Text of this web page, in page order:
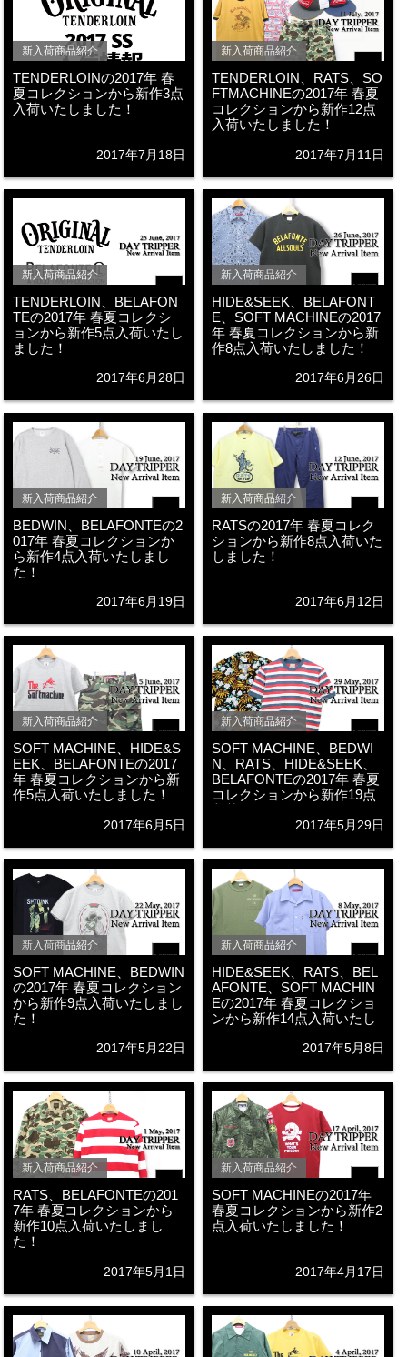
新入荷商品紹介
TENDERLOINの2017年 春
夏コレクションから新作3点
入荷いたしました！
2017年7月18日
新入荷商品紹介
TENDERLOIN、RATS、SO
FTMACHINEの2017年 春夏
コレクションから新作12点
入荷いたしました！
2017年7月11日
新入荷商品紹介
TENDERLOIN、BELAFON
TEの2017年 春夏コレクシ
ョンから新作5点入荷いたし
ました！
2017年6月28日
新入荷商品紹介
HIDE&SEEK、BELAFONT
E、SOFT MACHINEの2017
年 春夏コレクションから新
作8点入荷いたしました！
2017年6月26日
新入荷商品紹介
BEDWIN、BELAFONTEの2
017年 春夏コレクションか
ら新作4点入荷いたしまし
た！
2017年6月19日
新入荷商品紹介
RATSの2017年 春夏コレク
ションから新作8点入荷いた
しました！
2017年6月12日
新入荷商品紹介
SOFT MACHINE、HIDE&S
EEK、BELAFONTEの2017
年 春夏コレクションから新
作5点入荷いたしました！
2017年6月5日
新入荷商品紹介
SOFT MACHINE、BEDWI
N、RATS、HIDE&SEEK、
BELAFONTEの2017年 春夏
コレクションから新作19点
2017年5月29日
新入荷商品紹介
SOFT MACHINE、BEDWIN
の2017年 春夏コレクション
から新作9点入荷いたしまし
た！
2017年5月22日
新入荷商品紹介
HIDE&SEEK、RATS、BEL
AFONTE、SOFT MACHIN
Eの2017年 春夏コレクショ
ンから新作14点入荷いたし
2017年5月8日
新入荷商品紹介
RATS、BELAFONTEの201
7年 春夏コレクションから
新作10点入荷いたしまし
た！
2017年5月1日
新入荷商品紹介
SOFT MACHINEの2017年
春夏コレクションから新作2
点入荷いたしました！
2017年4月17日